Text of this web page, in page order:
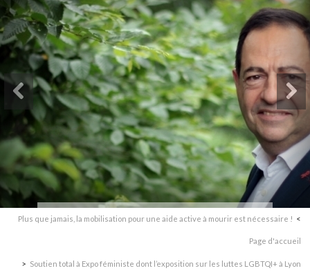
Plus que jamais, la mobilisation pour une aide active à mourir est nécessaire !
Page d'accueil
Soutien total à Expo féministe dont l’exposition sur les luttes LGBTQI+ à Lyon